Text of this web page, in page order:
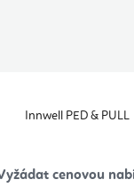
Innwell PED & PULL
cenovou